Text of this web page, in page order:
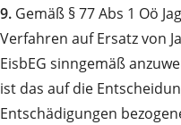
9. Gemäß § 77 Abs 1 Oö
Verfahren auf Ersatz von
EisbEG sinngemäß
ist das auf die
Entschädigungen